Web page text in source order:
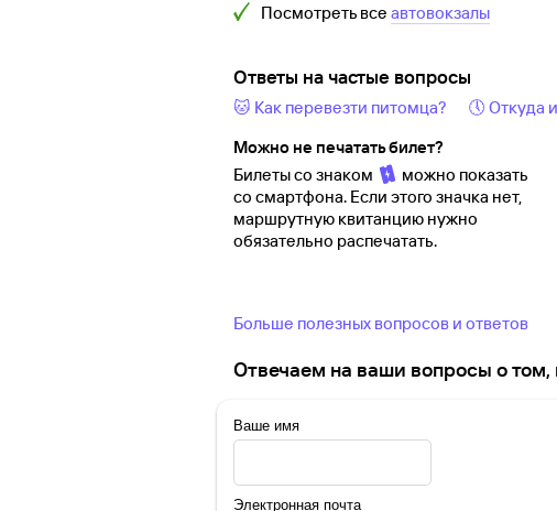
Посмотреть все автовокзалы
Ответы на частые вопросы
🐱 Как перевезти питомца? 🕔 Откуда
Можно не печатать билет?
Билеты со знаком
можно показать
со смартфона. Если этого значка нет,
маршрутную квитанцию нужно
обязательно распечатать.
Больше полезных вопросов и ответов
Отвечаем на ваши вопросы о том,
Ваше имя
Электронная почта